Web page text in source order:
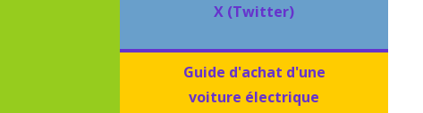
X (Twitter)
Guide d'achat d'une
voiture électrique